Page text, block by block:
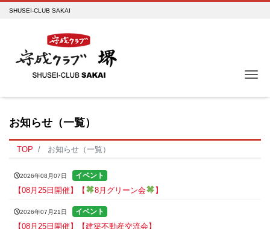
SHUSEI-CLUB SAKAI
お知らせ（一覧）
TOP お知らせ（一覧）
2026年08月07日 イベント
【08月25日開催】【 8月グリーン会 】
2026年07月21日 イベント
【08月25日開催】【建築不動産交流会】